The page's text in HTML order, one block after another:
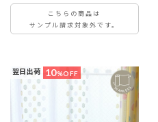
こちらの商品は
サンプル請求対象外です。
翌日出荷 10%OFF